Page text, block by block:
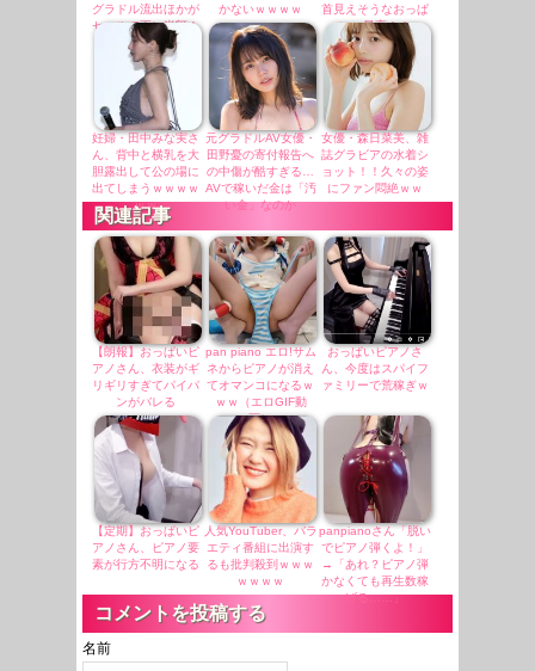
グラドル流出ほかが
セールで更に半額！
かないｗｗｗｗ
首見えそうなおっぱ
い、最高！！
妊婦・田中みな実さ
ん、背中と横乳を大
胆露出して公の場に
出てしまうｗｗｗｗ
ｗｗ
元グラドルAV女優・
田野憂の寄付報告へ
の中傷が酷すぎる…
AVで稼いだ金は「汚
い金」なのか
女優・森日菜美、雑
誌グラビアの水着シ
ョット！！久々の姿
にファン悶絶ｗｗ
関連記事
【朗報】おっぱいピ
アノさん、衣装がギ
リギリすぎてパイパ
ンがバレる
pan piano エロ!サム
ネからピアノが消え
てオマンコになるｗ
ｗｗ（エロGIF動
画）
おっぱいピアノさ
ん、今度はスパイフ
ァミリーで荒稼ぎｗ
【定期】おっぱいピ
アノさん、ピアノ要
素が行方不明になる
人気YouTuber、バラ
エティ番組に出演す
るも批判殺到ｗｗｗ
ｗｗｗｗ
panpianoさん「脱い
でピアノ弾くよ！」
→「あれ？ピアノ弾
かなくても再生数稼
げる……」
コメントを投稿する
名前